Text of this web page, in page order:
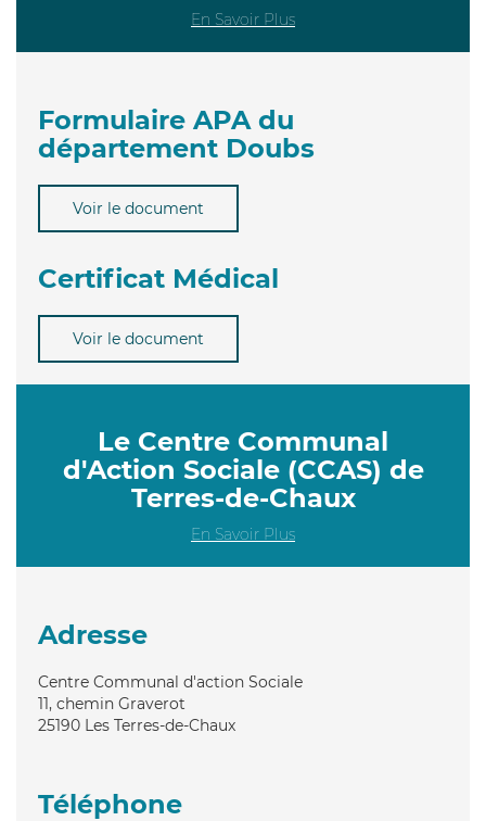
En Savoir Plus
Formulaire APA du
département Doubs
Voir le document
Certificat Médical
Voir le document
Le Centre Communal
d'Action Sociale (CCAS) de
Terres-de-Chaux
En Savoir Plus
Adresse
Centre Communal d'action Sociale
11, chemin Graverot
25190 Les Terres-de-Chaux
Téléphone